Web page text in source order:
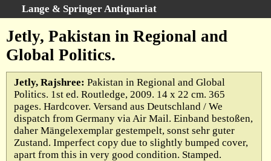
Lange & Springer Antiquariat
Startseite
Kategorien
Schlagwörter
Gesamtbestand
Warenkorb
Ankauf
Jetly, Pakistan in Regional and
Global Politics.
Jetly, Rajshree: Pakistan in Regional and Global
Politics. 1st ed. Routledge, 2009. 14 x 22 cm. 365
pages. Hardcover. Versand aus Deutschland / We
dispatch from Germany via Air Mail. Einband bestoßen,
daher Mängelexemplar gestempelt, sonst sehr guter
Zustand. Imperfect copy due to slightly bumped cover,
apart from this in very good condition. Stamped.